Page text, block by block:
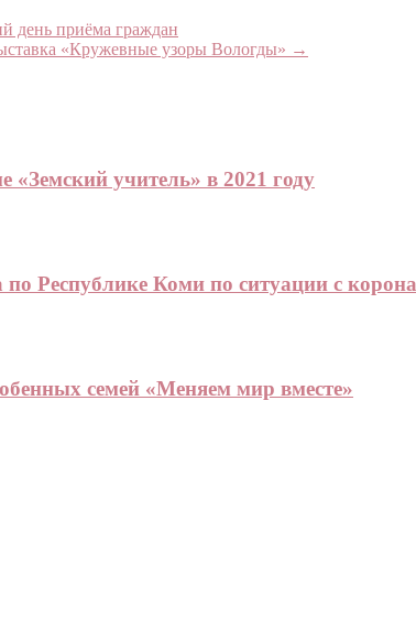
день приёма граждан
«Кружевные узоры Вологды» →
«Земский учитель» в 2021 году
Республике Коми по ситуации с
семей «Меняем мир вместе»